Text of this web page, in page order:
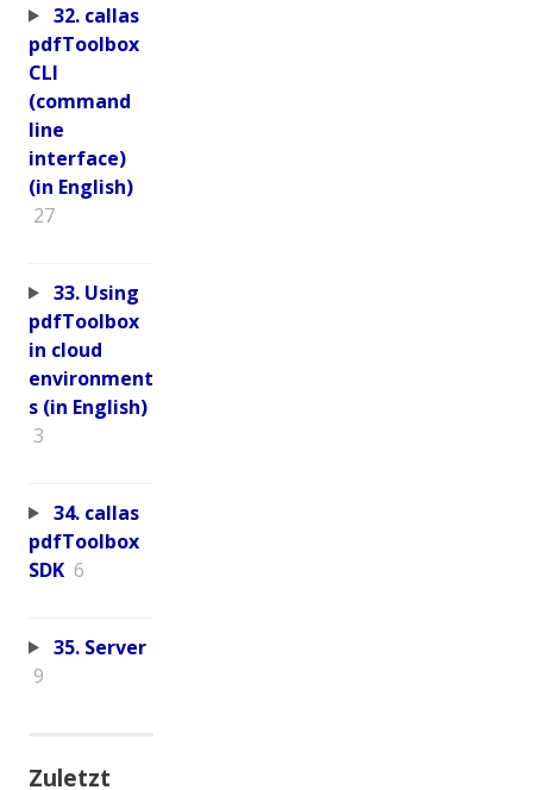
32. callas
pdfToolbox
CLI
(command
line
interface)
(in English)
27
33. Using
pdfToolbox
in cloud
environment
s (in English)
3
34. callas
pdfToolbox
SDK 6
35. Server
9
Zuletzt